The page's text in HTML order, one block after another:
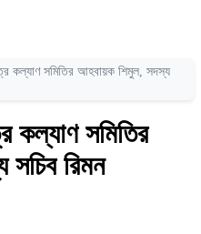
কল্যাণ সমিতির আহবায়ক শিমুল, সদস্য
কল্যাণ সমিতির
রিমন